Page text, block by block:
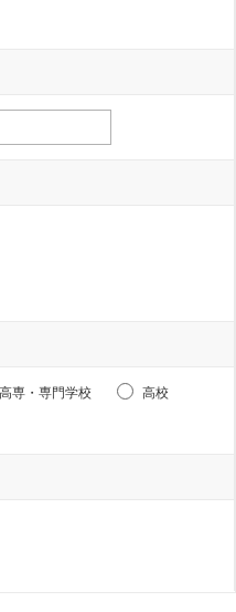
専・専門学校
高校